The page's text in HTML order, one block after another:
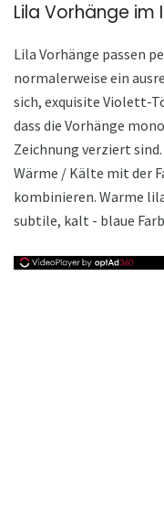
Lila Vorhänge im
Lila Vorhänge passen
normalerweise ein
sich, exquisite Violett-
dass die Vorhänge
Zeichnung verziert
Wärme / Kälte mit der
kombinieren. Warme
subtile, kalt - blaue